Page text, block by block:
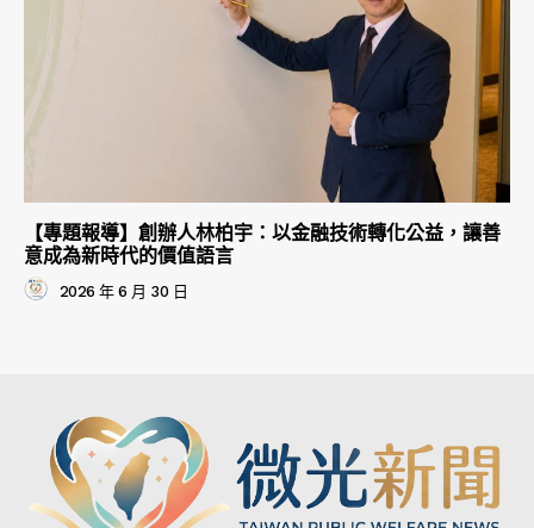
【專題報導】創辦人林柏宇：以金融技術轉化公益，讓善
意成為新時代的價值語言
2026 年 6 月 30 日